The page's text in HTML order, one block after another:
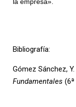
la empresa».
Bibliografía:
Gómez Sánchez,
Fundamentales